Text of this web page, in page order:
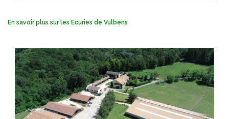
En savoir plus sur les Ecuries de Vulbens